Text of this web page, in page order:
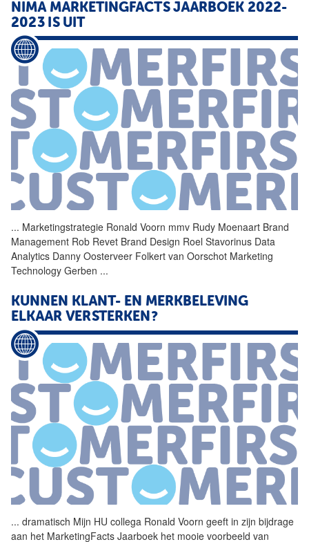
NIMA MARKETINGFACTS JAARBOEK 2022-
2023 IS UIT
... Marketingstrategie Ronald Voorn mmv Rudy Moenaart Brand
Management Rob Revet Brand Design Roel Stavorinus Data
Analytics Danny Oosterveer Folkert van Oorschot Marketing
Technology Gerben ...
KUNNEN KLANT- EN MERKBELEVING
ELKAAR VERSTERKEN?
... dramatisch Mijn HU collega Ronald Voorn geeft in zijn bijdrage
aan het MarketingFacts Jaarboek het mooie voorbeeld van